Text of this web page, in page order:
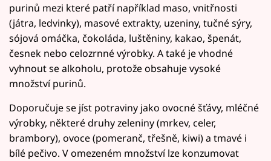
purinů mezi které patří například maso, vnitřnosti
(játra, ledvinky), masové extrakty, uzeniny, tučné sýry,
sójová omáčka, čokoláda, luštěniny, kakao, špenát,
česnek nebo celozrnné výrobky. A také je vhodné
vyhnout se alkoholu, protože obsahuje vysoké
množství purinů.
Doporučuje se jíst potraviny jako ovocné šťávy, mléčné
výrobky, některé druhy zeleniny (mrkev, celer,
brambory), ovoce (pomeranč, třešně, kiwi) a tmavé i
bílé pečivo. V omezeném množství lze konzumovat